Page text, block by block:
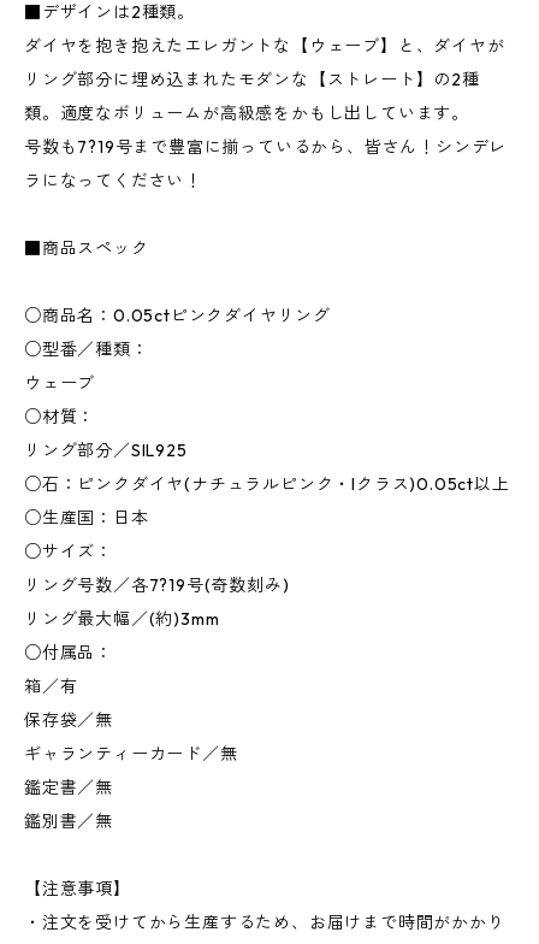
■デザインは2種類。
ダイヤを抱き抱えたエレガントな【ウェーブ】と、ダイヤが
リング部分に埋め込まれたモダンな【ストレート】の2種
類。適度なボリュームが高級感をかもし出しています。
号数も7?19号まで豊富に揃っているから、皆さん！シンデレ
ラになってください！
■商品スペック
○商品名：0.05ctピンクダイヤリング
○型番／種類：
ウェーブ
○材質：
リング部分／SIL925
○石：ピンクダイヤ(ナチュラルピンク・Iクラス)0.05ct以上
○生産国：日本
○サイズ：
リング号数／各7?19号(奇数刻み)
リング最大幅／(約)3mm
○付属品：
箱／有
保存袋／無
ギャランティーカード／無
鑑定書／無
鑑別書／無
【注意事項】
・注文を受けてから生産するため、お届けまで時間がかかり